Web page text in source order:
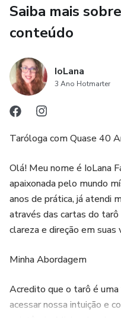
Saiba mais
conteúdo
IoLana
3 Ano Hotmarter
Taróloga com Quase 40
Olá! Meu nome é IoLana
apaixonada pelo mundo
anos de prática, já atendi
através das cartas do
clareza e direção em suas
Minha Abordagem
Acredito que o tarô é
acessar nossa intuição e